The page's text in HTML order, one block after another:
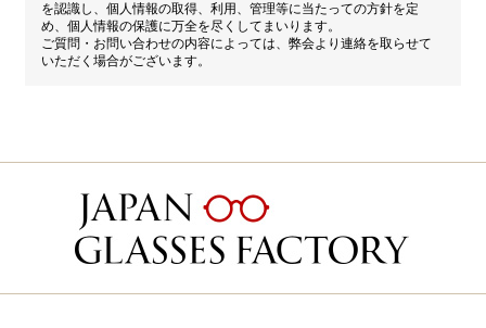
を認識し、個人情報の取得、利用、管理等に当たっての方針を定
め、個人情報の保護に万全を尽くしてまいります。
ご質問・お問い合わせの内容によっては、弊会より連絡を取らせて
いただく場合がございます。